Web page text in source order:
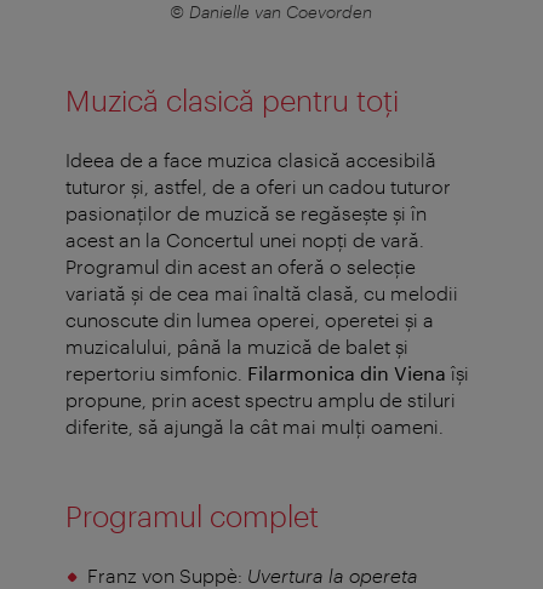
© Danielle van Coevorden
Muzică clasică pentru toți
Ideea de a face muzica clasică accesibilă
tuturor și, astfel, de a oferi un cadou tuturor
pasionaților de muzică se regăsește și în
acest an la Concertul unei nopți de vară.
Programul din acest an oferă o selecție
variată și de cea mai înaltă clasă, cu melodii
cunoscute din lumea operei, operetei și a
muzicalului, până la muzică de balet și
repertoriu simfonic. Filarmonica din Viena își
propune, prin acest spectru amplu de stiluri
diferite, să ajungă la cât mai mulți oameni.
Programul complet
Franz von Suppè: Uvertura la opereta